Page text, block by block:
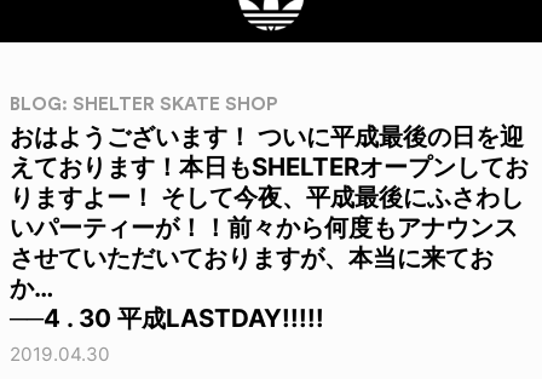
BLOG: SHELTER SKATE SHOP
おはようございます！ ついに平成最後の日を迎
えております！本日もSHELTERオープンしてお
りますよー！ そして今夜、平成最後にふさわし
いパーティーが！！前々から何度もアナウンス
させていただいておりますが、本当に来てお
か…
──4 . 30 平成LASTDAY!!!!!
2019.04.30